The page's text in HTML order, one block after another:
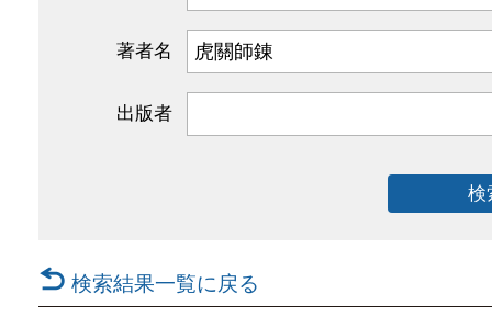
著者名
出版者
検
検索結果一覧に戻る